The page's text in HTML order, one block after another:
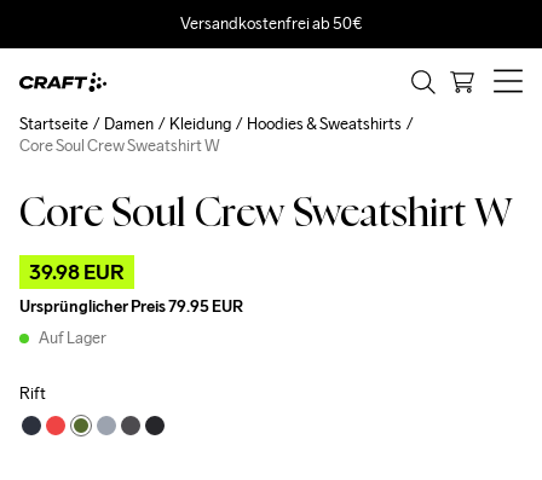
Versandkostenfrei ab 50€
Core Soul Crew Sweatshirt W
39.98 EUR
Ursprünglicher Preis79.95 EUR
Auf Lager
Rift
Startseite Damen Kleidung
Hoodies & Sweatshirts
Core Soul Crew Sweatshirt W
Outlet